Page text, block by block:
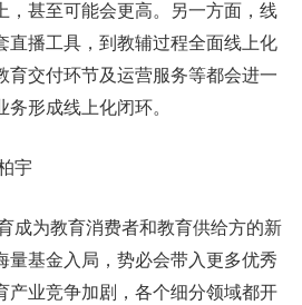
，甚至可能会更高。另一方面，线
直播工具，到教辅过程全面线上化
育交付环节及运营服务等都会进一
形成线上化闭环。
宇
成为教育消费者和教育供给方的新
量基金入局，势必会带入更多优秀
产业竞争加剧，各个细分领域都开